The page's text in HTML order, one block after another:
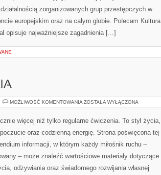
zorganizowanych grup przestępczych w
europejskim oraz na całym globie. Polecam Kultura
opisuje najważniejsze zagadnienia […]
MOŻLIWOŚĆ KOMENTOWANIA SPRZĘT
ZOSTAŁA WYŁĄCZONA
więcej niż tylko regularne ćwiczenia. To styl życia,
oraz codzienną energię. Strona poświęcona tej
informacji, w którym każdy miłośnik ruchu –
– może znaleźć wartościowe materiały dotyczące
odżywiania oraz świadomego rozwijania własnej